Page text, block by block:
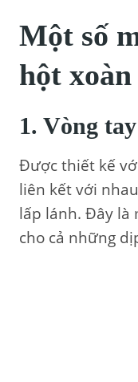
Một số
hột xoàn
1. Vòng
Được thiết kế
liên kết với
lấp lánh. Đây là
cho cả những